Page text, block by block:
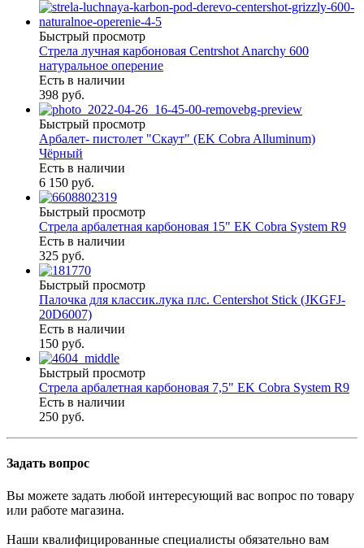
Быстрый просмотр
Стрела лучная карбоновая Centrshot Anarchy 600
натуральное оперение
Есть в наличии
398 руб.
Быстрый просмотр
Арбалет- пистолет "Скаут" (EK Cobra Alluminum)
Чёрный
Есть в наличии
6 150 руб.
Быстрый просмотр
Стрела арбалетная карбоновая 15" EK Cobra System R9
Есть в наличии
325 руб.
Быстрый просмотр
Палочка для классик.лука плс. Centershot Stick (JKGFJ-
20D6007)
Есть в наличии
150 руб.
Быстрый просмотр
Стрела арбалетная карбоновая 7,5" EK Cobra System R9
Есть в наличии
250 руб.
Задать вопрос
Вы можете задать любой интересующий вас вопрос по товару
или работе магазина.
Наши квалифицированные специалисты обязательно вам